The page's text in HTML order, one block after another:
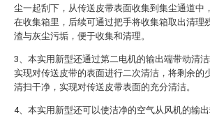
尘一起刮下，从传送皮带表面收集到集尘通道中
在收集箱里，后续可通过把手将收集箱取出清理
渣与灰尘污垢，便于收集和清理。
3、本实用新型还通过第二电机的输出端带动清洁
实现对传送皮带的表面进行二次清洁，将剩余的
清扫干净，实现对传送皮带表面的充分清洁。
4、本实用新型还可以使洁净的空气从风机的输